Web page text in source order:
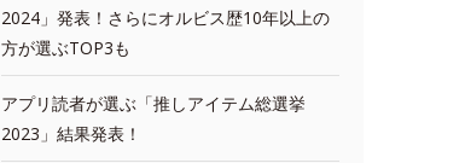
2024」発表！さらにオルビス歴10年以上の
方が選ぶTOP3も
アプリ読者が選ぶ「推しアイテム総選挙
2023」結果発表！